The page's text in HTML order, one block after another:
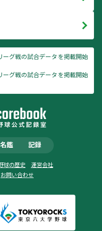
ーグ戦の試合データを掲載開始
ーグ戦の試合データを掲載開始
名鑑 記録
球の歴史
運営会社
お問い合わせ